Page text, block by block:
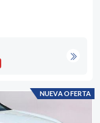
NUEVA OFERTA